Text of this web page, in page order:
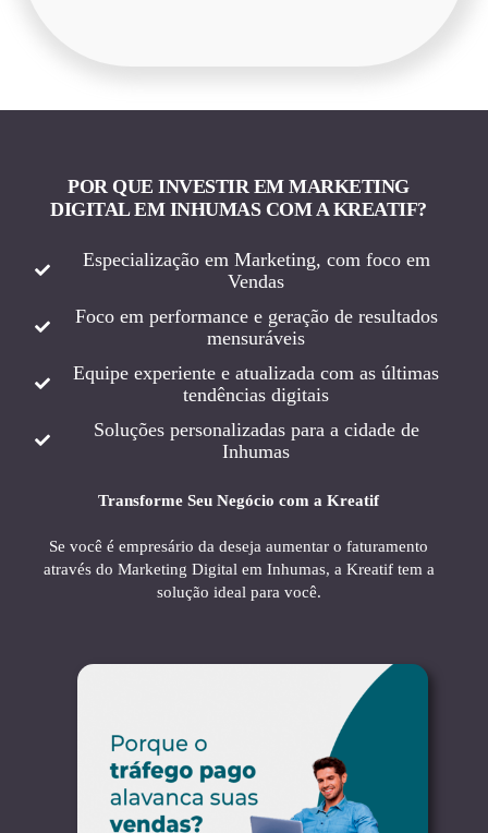
POR QUE INVESTIR EM MARKETING
DIGITAL EM INHUMAS COM A KREATIF?
Especialização em Marketing, com foco em
Vendas
Foco em performance e geração de resultados
mensuráveis
Equipe experiente e atualizada com as últimas
tendências digitais
Soluções personalizadas para a cidade de
Inhumas
Transforme Seu Negócio com a Kreatif
Se você é empresário da deseja aumentar o faturamento
através do Marketing Digital em Inhumas, a Kreatif tem a
solução ideal para você.